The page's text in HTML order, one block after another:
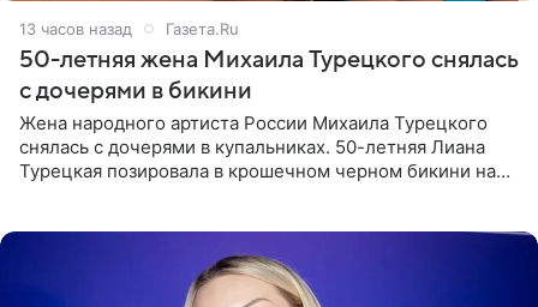
13 часов назад Газета.Ru
50-летняя жена Михаила Турецкого снялась
с дочерями в бикини
Жена народного артиста России Михаила Турецкого
снялась с дочерями в купальниках. 50-летняя Лиана
Турецкая позировала в крошечном черном бикини на